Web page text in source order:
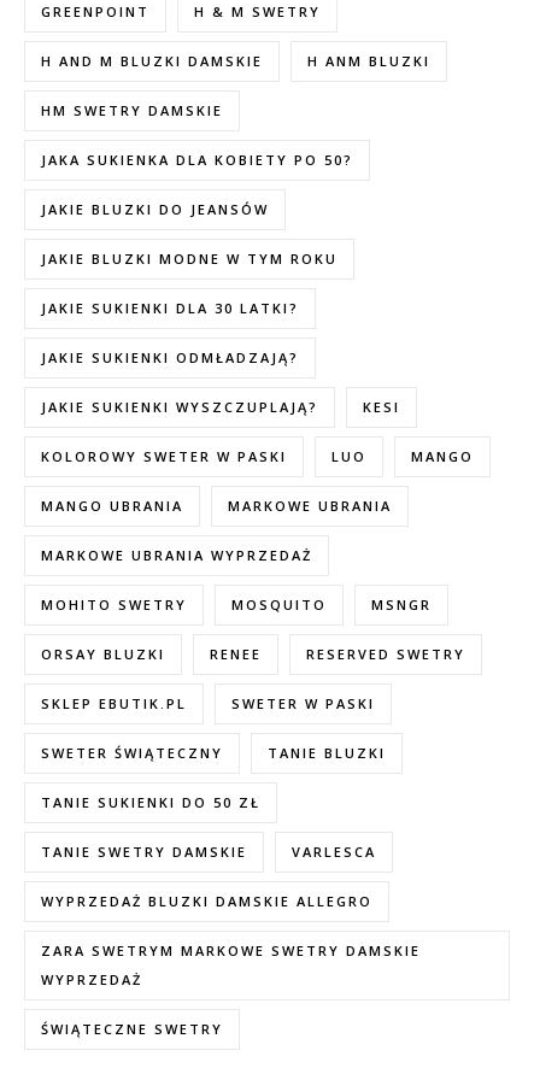
GREENPOINT H & M SWETRY
H AND M BLUZKI DAMSKIE H ANM BLUZKI
HM SWETRY DAMSKIE
JAKA SUKIENKA DLA KOBIETY PO 50?
JAKIE BLUZKI DO JEANSÓW
JAKIE BLUZKI MODNE W TYM ROKU
JAKIE SUKIENKI DLA 30 LATKI?
JAKIE SUKIENKI ODMŁADZAJĄ?
JAKIE SUKIENKI WYSZCZUPLAJĄ? KESI
KOLOROWY SWETER W PASKI LUO MANGO
MANGO UBRANIA MARKOWE UBRANIA
MARKOWE UBRANIA WYPRZEDAŻ
MOHITO SWETRY MOSQUITO MSNGR
ORSAY BLUZKI RENEE RESERVED SWETRY
SKLEP EBUTIK.PL SWETER W PASKI
SWETER ŚWIĄTECZNY TANIE BLUZKI
TANIE SUKIENKI DO 50 ZŁ
TANIE SWETRY DAMSKIE VARLESCA
WYPRZEDAŻ BLUZKI DAMSKIE ALLEGRO
ZARA SWETRYM MARKOWE SWETRY DAMSKIE
WYPRZEDAŻ
ŚWIĄTECZNE SWETRY